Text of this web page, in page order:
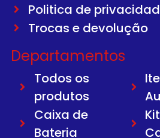
Politica de
Trocas e devolução
Departamentos
Todos os
produtos
Caixa de
Bateria